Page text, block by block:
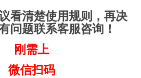
看清楚使用规则，再决
问题联系客服咨询！
刚需上
微信扫码